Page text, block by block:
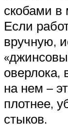
скобами в
Если
вручную,
на нем –
плотнее,
стыков.